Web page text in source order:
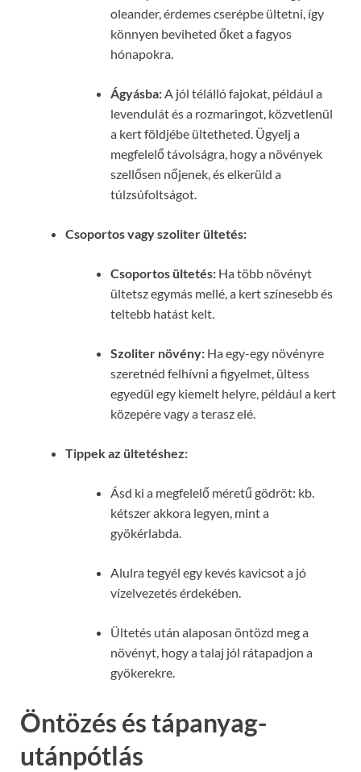
oleander, érdemes cserépbe ültetni, így
könnyen beviheted őket a fagyos
hónapokra.
Ágyásba:A jól télálló fajokat, például a
levendulát és a rozmaringot, közvetlenül
a kert földjébe ültetheted. Ügyelj a
megfelelő távolságra, hogy a növények
szellősen nőjenek, és elkerüld a
túlzsúfoltságot.
Csoportos vagy szoliter ültetés:
Csoportos ültetés: Ha több növényt
ültetsz egymás mellé, a kert színesebb és
teltebb hatást kelt.
Szoliter növény: Ha egy-egy növényre
szeretnéd felhívni a figyelmet, ültess
egyedül egy kiemelt helyre, például a kert
közepére vagy a terasz elé.
Tippek az ültetéshez:
Ásd ki a megfelelő méretű gödröt: kb.
kétszer akkora legyen, mint a
gyökérlabda.
Alulra tegyél egy kevés kavicsot a jó
vízelvezetés érdekében.
Ültetés után alaposan öntözd meg a
növényt, hogy a talaj jól rátapadjon a
gyökerekre.
Öntözés és tápanyag-
utánpótlás